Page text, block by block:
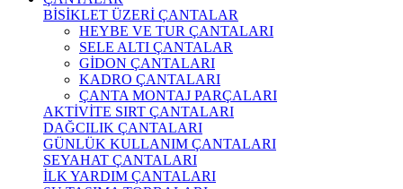
BİSİKLET ÜZERİ ÇANTALAR
HEYBE VE TUR ÇANTALARI
SELE ALTI ÇANTALAR
GİDON ÇANTALARI
KADRO ÇANTALARI
ÇANTA MONTAJ PARÇALARI
AKTİVİTE SIRT ÇANTALARI
DAĞCILIK ÇANTALARI
GÜNLÜK KULLANIM ÇANTALARI
SEYAHAT ÇANTALARI
İLK YARDIM ÇANTALARI